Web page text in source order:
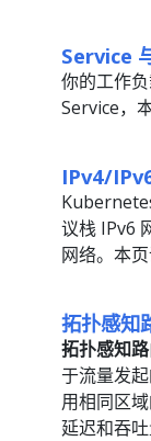
Service
你的工作
Service，
IPv4/
议栈 IPv6
网络。本
拓扑感知
拓扑感知
于流量发
用相同区
延迟和吞吐